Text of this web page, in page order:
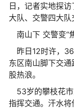
日，记者实地探
大队、交警四大队
南山下 交警变“
昨日12时许，
东区南山脚下交
股热浪。
53岁的攀枝花
指挥交通。汗水